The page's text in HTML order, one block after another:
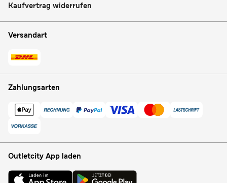
Kaufvertrag widerrufen
Versandart
Zahlungsarten
Outletcity App laden